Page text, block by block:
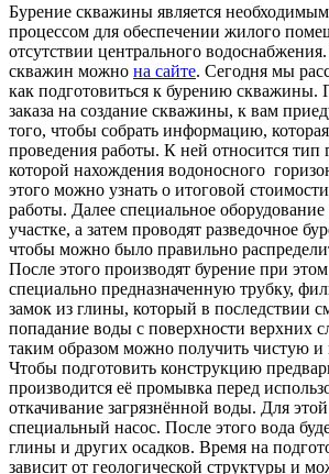
Бурение скважины является
процессом для обеспечении жилого
отсутствии центрального водоснабжения.
скважин можно на сайте. Сегодня мы
как подготовиться к бурению скважины.
заказа на создание скважины, к вам
того, чтобы собрать информацию,
проведения работы. К ней относится тип
которой нахождения водоносного
этого можно узнать о итоговой
работы. Далее специальное
участке, а затем проводят разведочное
чтобы можно было правильно
После этого производят бурение при
специально предназначенную трубку,
замок из глины, который в последствии
попадание воды с поверхности верхних
таким образом можно получить чистую и
Чтобы подготовить конструкцию
производится её промывка перед
откачивание загрязнённой воды. Для
специальный насос. После этого вода
глины и других осадков. Время на
зависит от геологической структуры и